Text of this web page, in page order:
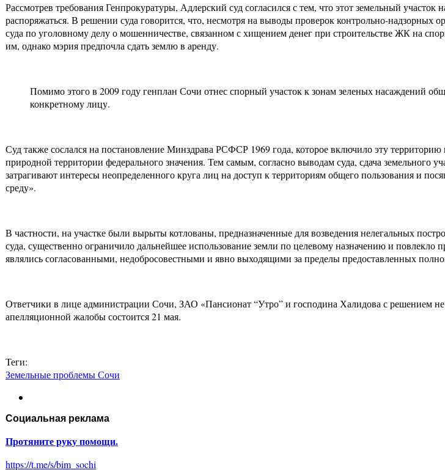
Рассмотрев требования Генпрокуратуры, Адлерский суд согласился с тем, что этот земельный
распоряжаться. В решении суда говорится, что, несмотря на выводы проверок контрольно-
суда по уголовному делу о мошенничестве, связанном с хищением денег при строительстве ЖК на
им, однако мэрия предпочла сдать землю в аренду.
Помимо этого в 2009 году генплан Сочи отнес спорный участок к зонам зеленых насаждений
конкретному лицу.
Суд также сослался на постановление Минздрава РСФСР 1969 года, которое включило эту
природной территории федерального значения. Тем самым, согласно выводам суда, сдача земельного
затрагивают интересы неопределенного круга лиц на доступ к территориям общего пользования и
среду».
В частности, на участке были вырыты котлованы, предназначенные для возведения нелегальных
суда, существенно ограничило дальнейшее использование земли по целевому назначению и
являлись согласованными, недобросовестными и явно выходящими за пределы предоставленных
Ответчики в лице администрации Сочи, ЗАО «Пансионат “Утро” и господина Халидова с решением не
апелляционной жалобы состоится 21 мая.
Теги:
Земельные проблемы Сочи
Социальная реклама
Протяните руку помощи.
https://t.me/s/bim_sochi